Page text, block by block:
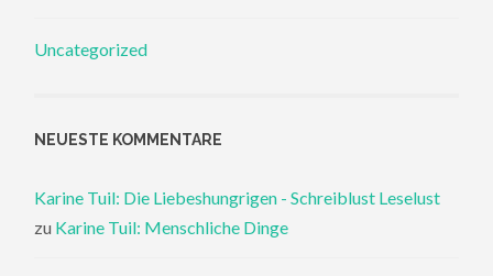
Uncategorized
NEUESTE KOMMENTARE
Karine Tuil: Die Liebeshungrigen - Schreiblust Leselust
zu Karine Tuil: Menschliche Dinge